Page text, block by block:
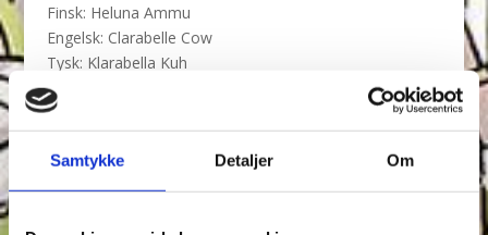
Samtykke Detaljer Om
Finsk: Heluna Ammu
Engelsk: Clarabelle Cow
Tysk: Klarabella Kuh
Fransk: Clarabelle
Italiensk: Clarabella
Portugisisk: Clarabela
Tilbage til Figurer & Fakta